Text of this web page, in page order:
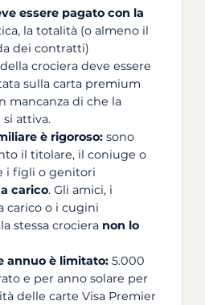
essere pagato con la
la totalità (o almeno il
dei contratti)
crociera deve essere
sulla carta premium
mancanza di che la
si attiva.
è rigoroso: sono
il titolare, il coniuge o
i figli o genitori
carico. Gli amici, i
carico o i cugini
stessa crociera non lo
annuo è limitato: 5.000
e per anno solare per
delle carte Visa Premier